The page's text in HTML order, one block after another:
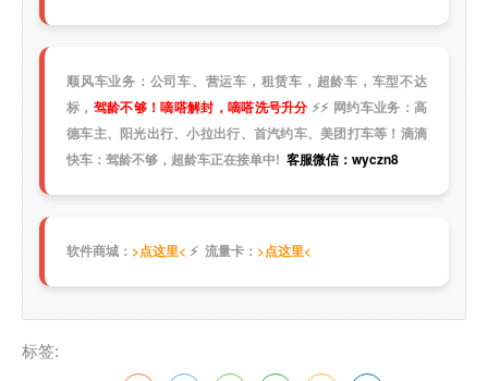
顺风车业务：公司车、营运车，租赁车，超龄车，车型不达
标， 驾龄不够！嘀嗒解封，嘀嗒洗号升分 ⚡⚡ 网约车业务：高
德车主、阳光出行、小拉出行、首汽约车、美团打车等！滴滴
快车：驾龄不够，超龄车正在接单中! 客服微信：wyczn8
软件商城： >点这里< ⚡ 流量卡： >点这里<
标签: